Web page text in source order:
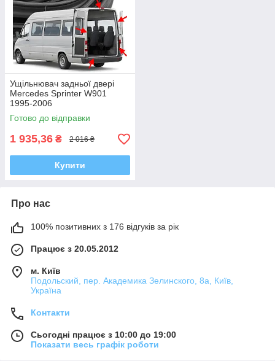
Ущільнювач задньої двері
Mercedes Sprinter W901
1995-2006
Готово до відправки
1 935,36 ₴ 2 016 ₴
Купити
Про нас
100% позитивних з 176 відгуків за рік
Працює з 20.05.2012
м. Київ
Подольский, пер. Академика Зелинского, 8а, Київ,
Україна
Контакти
Сьогодні працює з 10:00 до 19:00
Показати весь графік роботи